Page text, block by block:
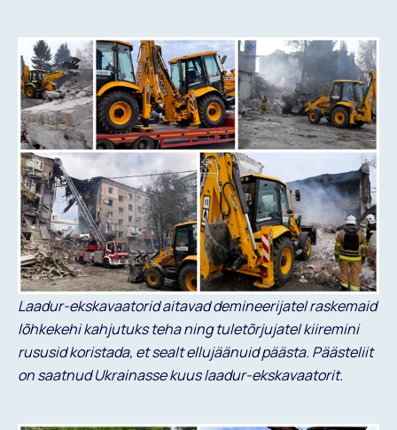
Laadur-ekskavaatorid aitavad demineerijatel raskemaid
lõhkekehi kahjutuks teha ning tuletõrjujatel kiiremini
rususid koristada, et sealt ellujäänuid päästa. Päästeliit
on saatnud Ukrainasse kuus laadur-ekskavaatorit.